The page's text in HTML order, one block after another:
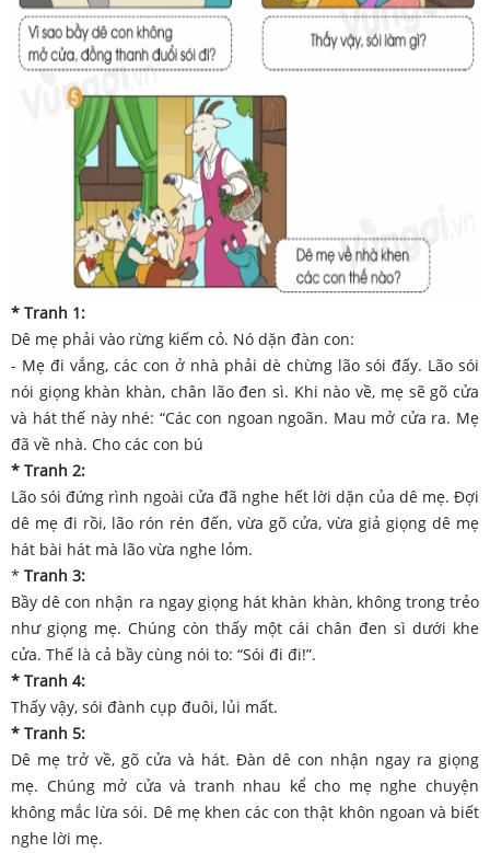
* Tranh 1:
Dê mẹ phải vào rừng kiếm cỏ. Nó dặn đàn con:
- Mẹ đi vắng, các con ở nhà phải dè chừng lão sói đấy. Lão sói
nói giọng khàn khàn, chân lão đen sì. Khi nào về, mẹ sẽ gõ cửa
và hát thế này nhé: “Các con ngoan ngoãn. Mau mở cửa ra. Mẹ
đã về nhà. Cho các con bú
* Tranh 2:
Lão sói đứng rình ngoài cửa đã nghe hết lời dặn của dê mẹ. Đợi
dê mẹ đi rồi, lão rón rén đến, vừa gõ cửa, vừa giả giọng dê mẹ
hát bài hát mà lão vừa nghe lỏm.
* Tranh 3:
Bầy dê con nhận ra ngay giọng hát khàn khàn, không trong trẻo
như giọng mẹ. Chúng còn thấy một cái chân đen sì dưới khe
cửa. Thế là cả bầy cùng nói to: “Sói đi đi!”.
* Tranh 4:
Thấy vậy, sói đành cụp đuôi, lủi mất.
* Tranh 5:
Dê mẹ trở về, gõ cửa và hát. Đàn dê con nhận ngay ra giọng
mẹ. Chúng mở cửa và tranh nhau kể cho mẹ nghe chuyện
không mắc lừa sói. Dê mẹ khen các con thật khôn ngoan và biết
nghe lời mẹ.